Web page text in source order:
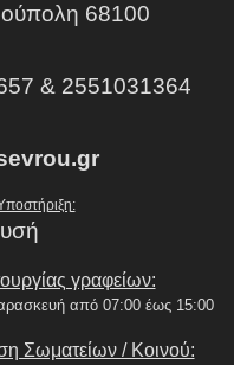
68100
& 2551031364
γραφείων:
από 07:00 έως 15:00
Σωματείων / Κοινού: